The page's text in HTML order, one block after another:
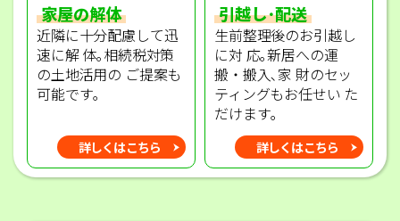
家屋の解体
近隣に十分配慮して迅
速に解 体｡相続税対策
の土地活用の ご提案も
可能です｡
詳しくはこちら
引越し･配送
生前整理後のお引越し
に対 応｡新居への運
搬・搬入､家 財のセッ
ティングもお任せい た
だけます｡
詳しくはこちら